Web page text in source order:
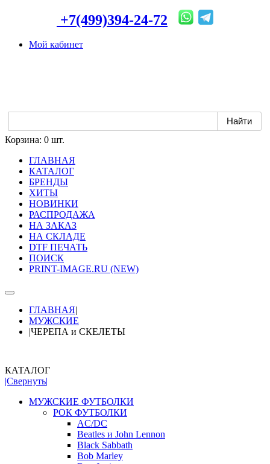
+7(499)394-24-72
Мой кабинет
Корзина: 0 шт.
ГЛАВНАЯ
КАТАЛОГ
БРЕНДЫ
ХИТЫ
НОВИНКИ
РАСПРОДАЖА
НА ЗАКАЗ
НА СКЛАДЕ
DTF ПЕЧАТЬ
ПОИСК
PRINT-IMAGE.RU (NEW)
ГЛАВНАЯ|
МУЖСКИЕ
|ЧЕРЕПА и СКЕЛЕТЫ
КАТАЛОГ
|Свернуть|
МУЖСКИЕ ФУТБОЛКИ
РОК ФУТБОЛКИ
AC/DC
Beatles и John Lennon
Black Sabbath
Bob Marley